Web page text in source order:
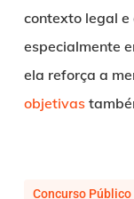
contexto legal e
especialmente
ela reforça a
objetivas
Concurso Público